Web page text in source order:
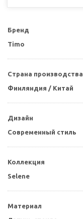
Бренд
Timo
Страна производства
Финляндия / Китай
Дизайн
Современный стиль
Коллекция
Selene
Материал